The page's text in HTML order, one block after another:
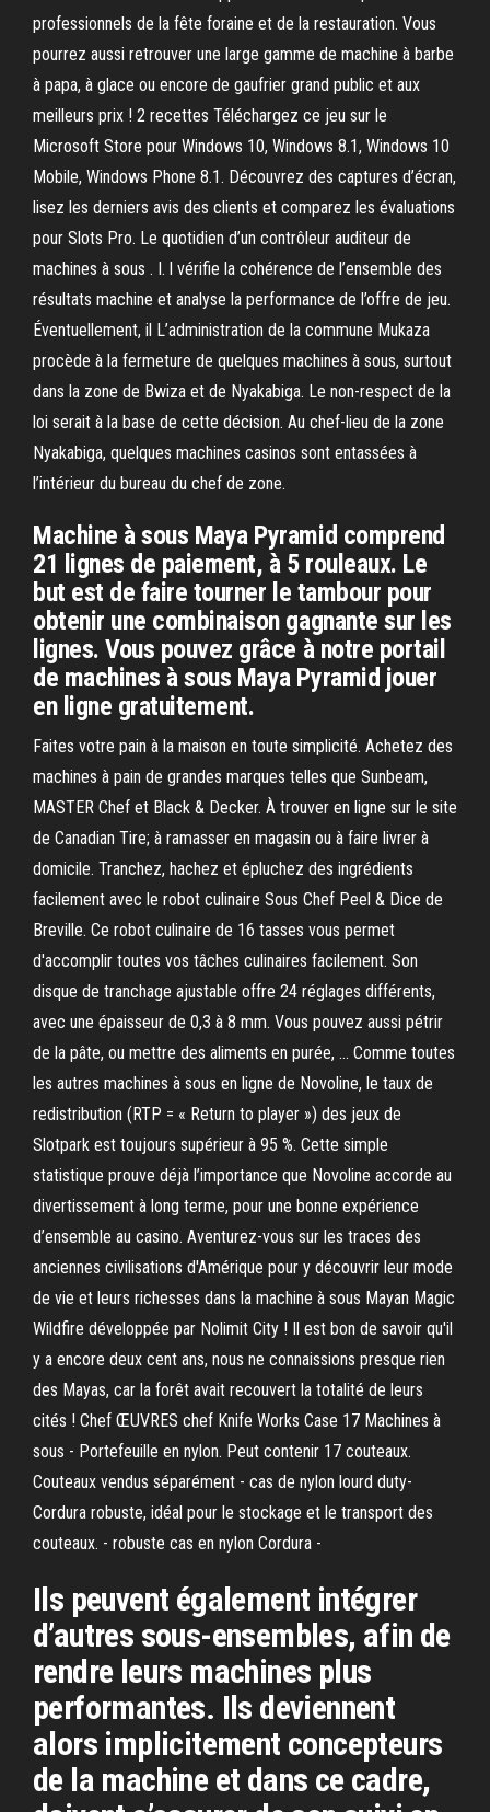
professionnels de la fête foraine et de la restauration. Vous
pourrez aussi retrouver une large gamme de machine à barbe
à papa, à glace ou encore de gaufrier grand public et aux
meilleurs prix ! 2 recettes Téléchargez ce jeu sur le
Microsoft Store pour Windows 10, Windows 8.1, Windows 10
Mobile, Windows Phone 8.1. Découvrez des captures d’écran,
lisez les derniers avis des clients et comparez les évaluations
pour Slots Pro. Le quotidien d’un contrôleur auditeur de
machines à sous . I. l vérifie la cohérence de l’ensemble des
résultats machine et analyse la performance de l’offre de jeu.
Éventuellement, il L’administration de la commune Mukaza
procède à la fermeture de quelques machines à sous, surtout
dans la zone de Bwiza et de Nyakabiga. Le non-respect de la
loi serait à la base de cette décision. Au chef-lieu de la zone
Nyakabiga, quelques machines casinos sont entassées à
l’intérieur du bureau du chef de zone.
Machine à sous Maya Pyramid comprend
21 lignes de paiement, à 5 rouleaux. Le
but est de faire tourner le tambour pour
obtenir une combinaison gagnante sur les
lignes. Vous pouvez grâce à notre portail
de machines à sous Maya Pyramid jouer
en ligne gratuitement.
Faites votre pain à la maison en toute simplicité. Achetez des
machines à pain de grandes marques telles que Sunbeam,
MASTER Chef et Black & Decker. À trouver en ligne sur le site
de Canadian Tire; à ramasser en magasin ou à faire livrer à
domicile. Tranchez, hachez et épluchez des ingrédients
facilement avec le robot culinaire Sous Chef Peel & Dice de
Breville. Ce robot culinaire de 16 tasses vous permet
d'accomplir toutes vos tâches culinaires facilement. Son
disque de tranchage ajustable offre 24 réglages différents,
avec une épaisseur de 0,3 à 8 mm. Vous pouvez aussi pétrir
de la pâte, ou mettre des aliments en purée, … Comme toutes
les autres machines à sous en ligne de Novoline, le taux de
redistribution (RTP = « Return to player ») des jeux de
Slotpark est toujours supérieur à 95 %. Cette simple
statistique prouve déjà l’importance que Novoline accorde au
divertissement à long terme, pour une bonne expérience
d’ensemble au casino. Aventurez-vous sur les traces des
anciennes civilisations d'Amérique pour y découvrir leur mode
de vie et leurs richesses dans la machine à sous Mayan Magic
Wildfire développée par Nolimit City ! Il est bon de savoir qu'il
y a encore deux cent ans, nous ne connaissions presque rien
des Mayas, car la forêt avait recouvert la totalité de leurs
cités ! Chef ŒUVRES chef Knife Works Case 17 Machines à
sous - Portefeuille en nylon. Peut contenir 17 couteaux.
Couteaux vendus séparément - cas de nylon lourd duty-
Cordura robuste, idéal pour le stockage et le transport des
couteaux. - robuste cas en nylon Cordura -
Ils peuvent également intégrer
d’autres sous-ensembles, afin de
rendre leurs machines plus
performantes. Ils deviennent
alors implicitement concepteurs
de la machine et dans ce cadre,